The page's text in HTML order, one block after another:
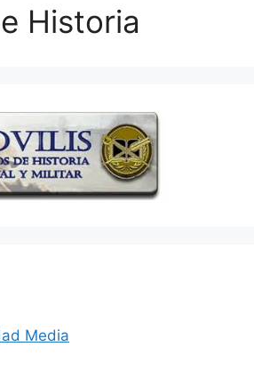
Historia
Media